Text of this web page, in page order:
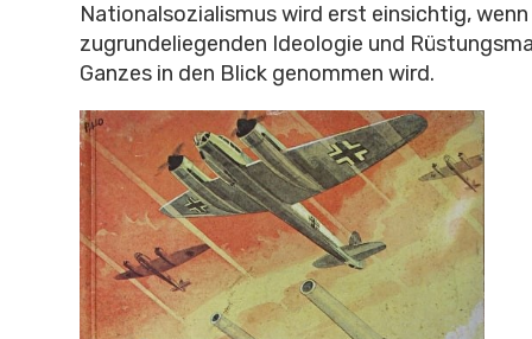
Nationalsozialismus wird erst einsichtig,
zugrundeliegenden Ideologie und
Ganzes in den Blick genommen wird.